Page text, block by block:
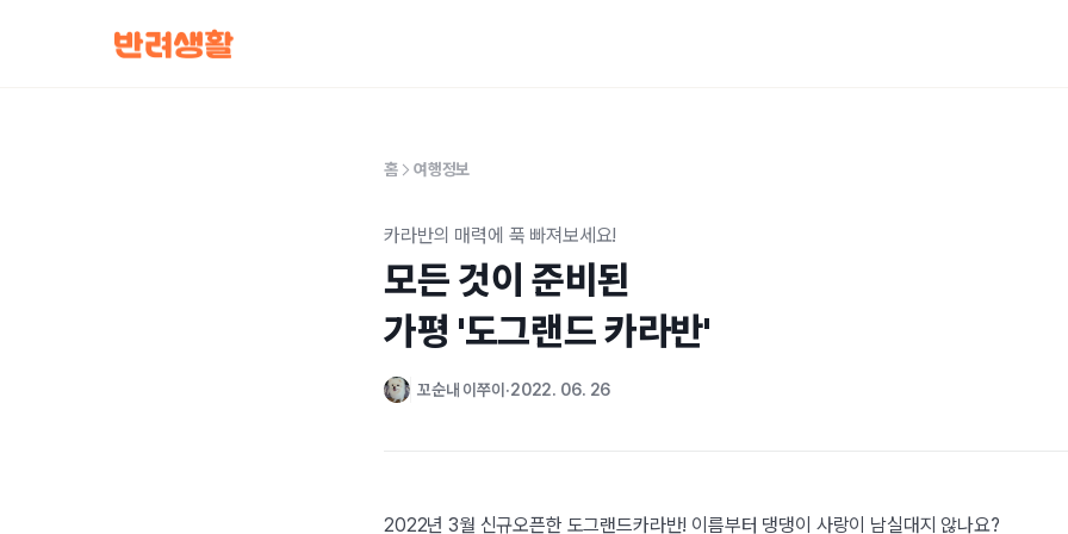
홈 여행정보
카라반의 매력에 푹 빠져보세요!
모든 것이 준비된
가평 '도그랜드 카라반'
꼬순내 이쭈이 2022. 06. 26
2022년 3월 신규오픈한 도그랜드카라반! 이름부터 댕댕이 사랑이 남실대지 않나요?